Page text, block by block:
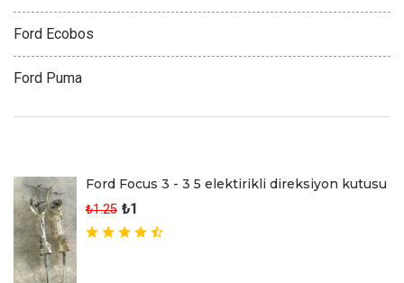
Ford Ecobos
Ford Puma
Ford Focus 3 - 3 5 elektirikli direksiyon kutusu
₺1.25 ₺1